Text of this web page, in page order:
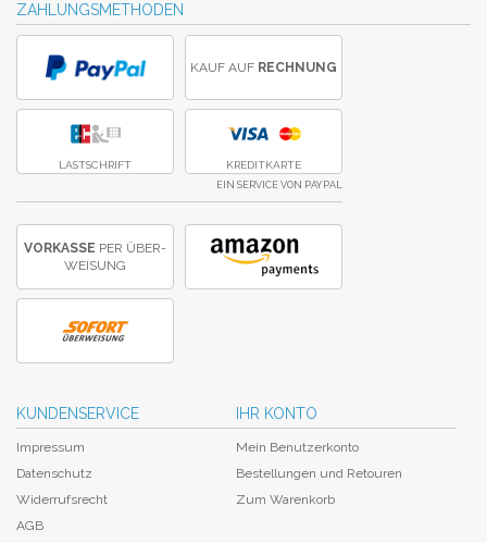
ZAHLUNGSMETHODEN
KAUF AUF RECHNUNG
LASTSCHRIFT KREDITKARTE
EIN SERVICE VON PAYPAL
VORKASSE PER ÜBER­
WEISUNG
KUNDENSERVICE
Impressum
Datenschutz
Widerrufsrecht
AGB
IHR KONTO
Mein Benutzerkonto
Bestellungen und Retouren
Zum Warenkorb